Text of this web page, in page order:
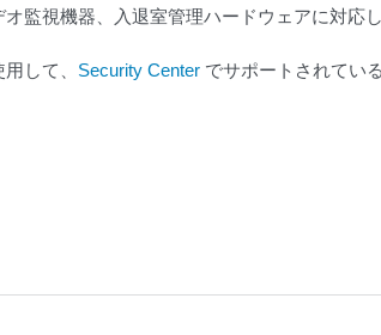
監視機器、入退室管理ハードウェアに対応し
して、 Security Center でサポートされてい